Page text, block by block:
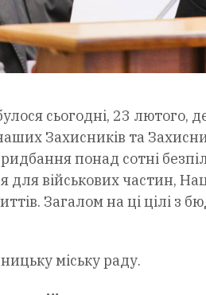
сьогодні, 23 лютого,
Захисників та
понад сотні
для військових частин,
Загалом на ці цілі з
міську раду.